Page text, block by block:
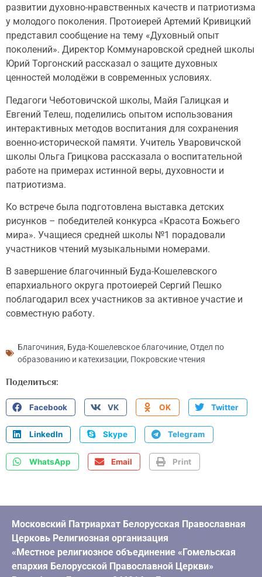
развитии духовно-нравственных качеств и патриотизма
у молодого поколения. Протоиерей Артемий Кривицкий
представил сообщение на тему «Духовный опыт
поколений». Директор Коммунаровской средней школы
Юрий Торгонский рассказал о защите духовных
ценностей молодёжи в современных условиях.
Педагоги Чеботовичской школы, Майя Галицкая и
Евгений Телеш, поделились опытом использования
интерактивных методов воспитания для сохранения
военно-исторической памяти. Учитель Уваровичской
школы Ольга Грицкова рассказала о воспитательной
работе на примерах истинной веры, духовности и
патриотизма.
Ко встрече была подготовлена выставка детских
рисунков – победителей конкурса «Красота Божьего
мира». Учащиеся средней школы №1 порадовали
участников чтений музыкальными номерами.
В завершение благочинный Буда-Кошелевского
епархиального округа протоиерей Сергий Пешко
поблагодарил всех участников за активное участие и
совместную работу.
Благочиния, Буда-Кошелевское благочиние, Отдел по
образованию и катехизации, Покровские чтения
Поделиться:
Facebook VK OK Twitter
LinkedIn Skype Telegram
WhatsApp Email Print
Московский Патриархат Белорусская Православная
Церковь Религиозная организация
«Местное религиозное объединение «Гомельская
епархия Белорусской Православной Церкви»